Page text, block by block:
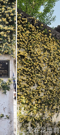
爱在花墙前